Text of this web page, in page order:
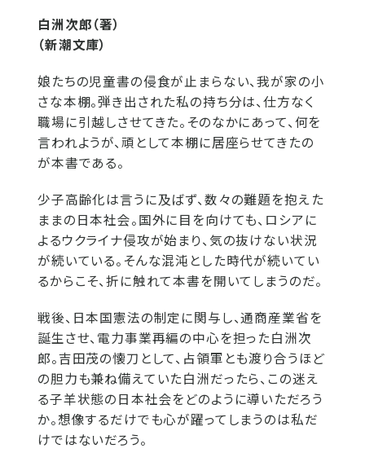
白洲次郎（著）
（新潮文庫）
娘たちの児童書の侵食が止まらない、我が家の小
さな本棚。弾き出された私の持ち分は、仕方なく
職場に引越しさせてきた。そのなかにあって、何を
言われようが、頑として本棚に居座らせてきたの
が本書である。
少子高齢化は言うに及ばず、数々の難題を抱えた
ままの日本社会。国外に目を向けても、ロシアに
よるウクライナ侵攻が始まり、気の抜けない状況
が続いている。そんな混沌とした時代が続いてい
るからこそ、折に触れて本書を開いてしまうのだ。
戦後、日本国憲法の制定に関与し、通商産業省を
誕生させ、電力事業再編の中心を担った白洲次
郎。吉田茂の懐刀として、占領軍とも渡り合うほど
の胆力も兼ね備えていた白洲だったら、この迷え
る子羊状態の日本社会をどのように導いただろう
か。想像するだけでも心が躍ってしまうのは私だ
けではないだろう。